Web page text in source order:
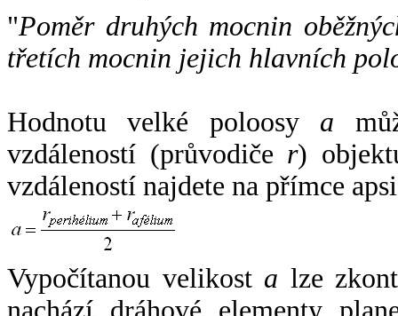
"Poměr druhých mocnin
třetích mocnin jejich hlavních
Hodnotu velké poloosy a
vzdáleností (průvodiče r)
vzdáleností najdete na přímce
Vypočítanou velikost a lze